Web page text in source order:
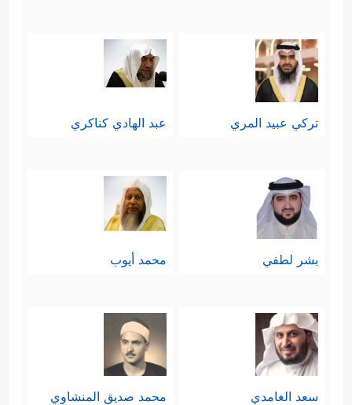
تركي عبيد المري عبد الهادي كناكري
بشر لطفي محمد أيوب
سعد الغامدي محمد صديق المنشاوي